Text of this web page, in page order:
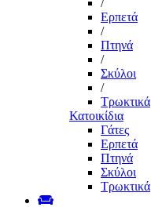
/
Ερπετά
/
Πτηνά
/
Σκύλοι
/
Τρωκτικά
Κατοικίδια
Γάτες
Ερπετά
Πτηνά
Σκύλοι
Τρωκτικά